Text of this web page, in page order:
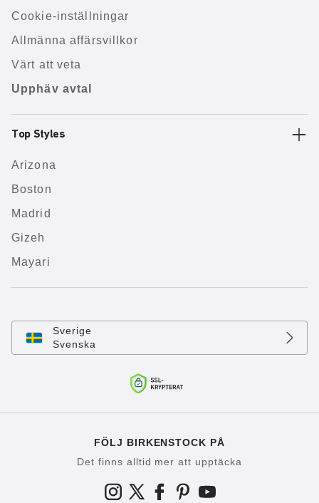
Cookie-inställningar
Allmänna affärsvillkor
Värt att veta
Upphäv avtal
Top Styles
Arizona
Boston
Madrid
Gizeh
Mayari
Sverige
Svenska
FÖLJ BIRKENSTOCK PÅ
Det finns alltid mer att upptäcka